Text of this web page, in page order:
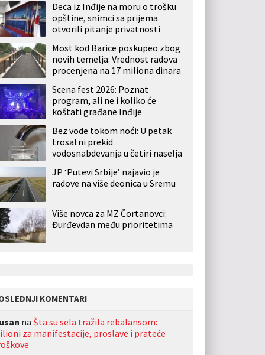
Deca iz Inđije na moru o trošku
opštine, snimci sa prijema
otvorili pitanje privatnosti
Most kod Barice poskupeo zbog
novih temelja: Vrednost radova
procenjena na 17 miliona dinara
Scena fest 2026: Poznat
program, ali ne i koliko će
koštati građane Inđije
Bez vode tokom noći: U petak
trosatni prekid
vodosnabdevanja u četiri naselja
JP ‘Putevi Srbije’ najavio je
radove na više deonica u Sremu
Više novca za MZ Čortanovci:
Đurđevdan među prioritetima
KOMENTARI
na Šta su sela tražila rebalansom:
za manifestacije, proslave i prateće